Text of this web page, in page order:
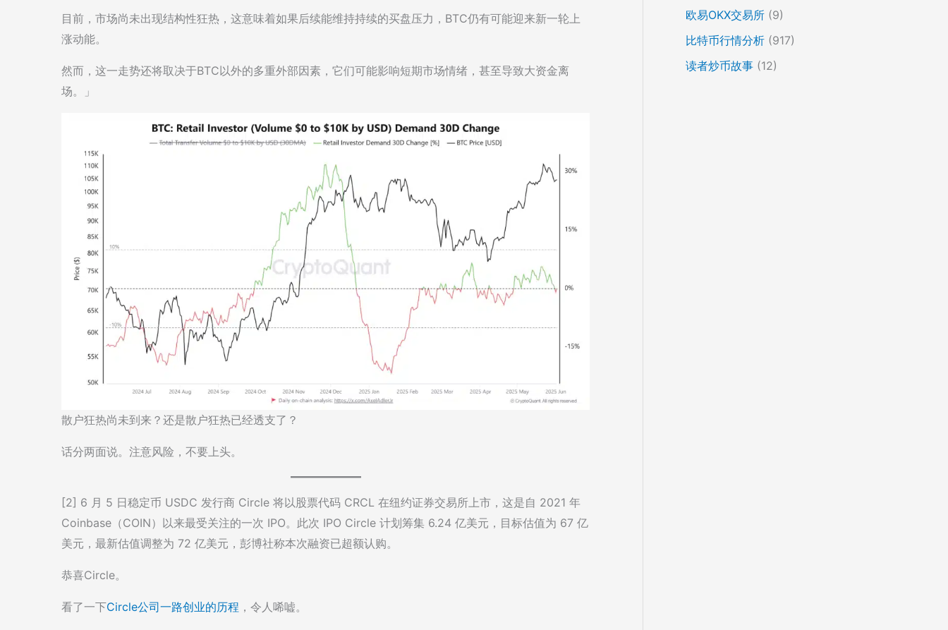
目前，市场尚未出现结构性狂热，这意味着如果后续能维持持续的买盘压力，BTC仍有可能迎来新一轮上
涨动能。
然而，这一走势还将取决于BTC以外的多重外部因素，它们可能影响短期市场情绪，甚至导致大资金离
场。」
散户狂热尚未到来？还是散户狂热已经透支了？
话分两面说。注意风险，不要上头。
[2] 6 月 5 日稳定币 USDC 发行商 Circle 将以股票代码 CRCL 在纽约证券交易所上市，这是自 2021 年
Coinbase（COIN）以来最受关注的一次 IPO。此次 IPO Circle 计划筹集 6.24 亿美元，目标估值为 67 亿
美元，最新估值调整为 72 亿美元，彭博社称本次融资已超额认购。
恭喜Circle。
看了一下Circle公司一路创业的历程 ，令人唏嘘。
欧易OKX交易所 (9)
比特币行情分析 (917)
读者炒币故事 (12)